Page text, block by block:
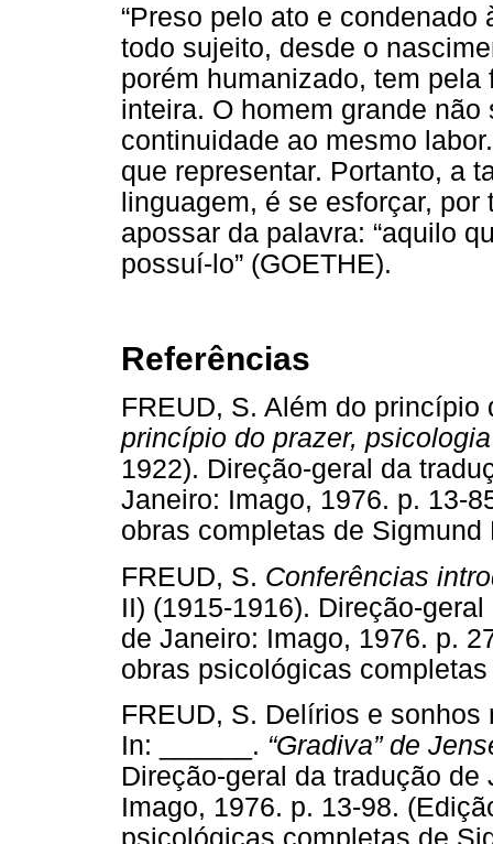
“Preso pelo ato e condenado
todo sujeito, desde o
porém humanizado, tem
inteira. O homem grande
continuidade ao mesmo
que representar. Portanto, a
linguagem, é se esforçar,
apossar da palavra: “aquilo
possuí-lo” (GOETHE).
Referências
FREUD, S. Além do
princípio do prazer,
1922). Direção-geral da
Janeiro: Imago, 1976. p. 13-
obras completas de
FREUD, S. Conferências
II) (1915-1916). Direção-
de Janeiro: Imago, 1976. p.
obras psicológicas
FREUD, S. Delírios e sonhos
In: ______. “Gradiva” de
Direção-geral da tradução
Imago, 1976. p. 13-98.
psicológicas completas